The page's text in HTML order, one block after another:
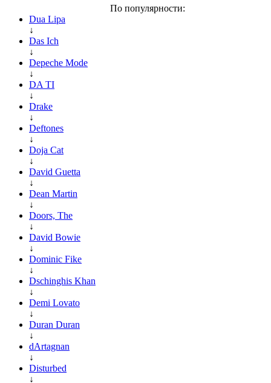
По популярности:
Dua Lipa
↓
Das Ich
↓
Depeche Mode
↓
DA TI
↓
Drake
↓
Deftones
↓
Doja Cat
↓
David Guetta
↓
Dean Martin
↓
Doors, The
↓
David Bowie
↓
Dominic Fike
↓
Dschinghis Khan
↓
Demi Lovato
↓
Duran Duran
↓
dArtagnan
↓
Disturbed
↓